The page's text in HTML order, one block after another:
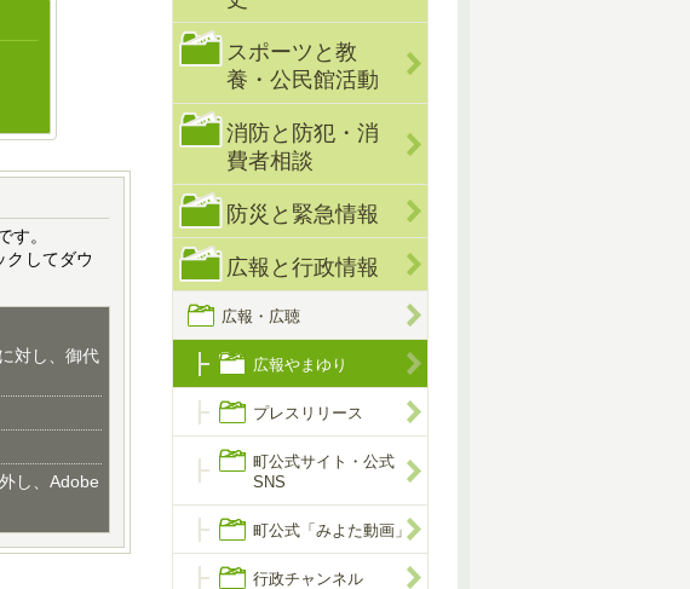
す。
クしてダウ
対し、御代
し、Adobe
スポーツと教
養・公民館活動
消防と防犯・消
費者相談
防災と緊急情報
広報と行政情報
広報・広聴
広報やまゆり
プレスリリース
町公式サイト・公式
SNS
町公式「みよた動画」
行政チャンネル